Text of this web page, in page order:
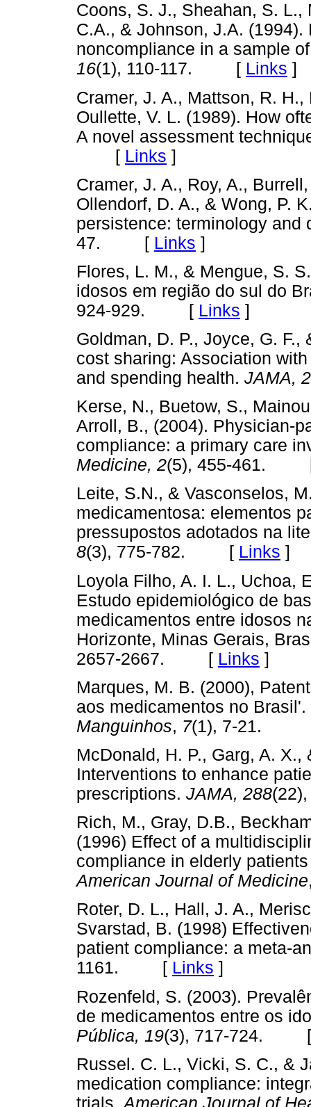
Coons, S. J., Sheahan, S.
C.A., & Johnson, J.A.
noncompliance in a sample
16(1), 110-117. [ Links ]
Cramer, J. A., Mattson, R.
Oullette, V. L. (1989). How
A novel assessment
[ Links ]
Cramer, J. A., Roy, A.,
Ollendorf, D. A., & Wong, P.
persistence: terminology and
47. [ Links ]
Flores, L. M., & Mengue, S.
idosos em região do sul do
924-929. [ Links ]
Goldman, D. P., Joyce, G.
cost sharing: Association
and spending health. JAMA,
Kerse, N., Buetow, S.,
Arroll, B., (2004). Physician-
compliance: a primary care
Medicine, 2(5), 455-461.
Leite, S.N., & Vasconselos,
medicamentosa: elementos
pressupostos adotados na
8(3), 775-782. [ Links ]
Loyola Filho, A. I. L., Uchoa,
Estudo epidemiológico de
medicamentos entre idosos
Horizonte, Minas Gerais,
2657-2667. [ Links ]
Marques, M. B. (2000),
aos medicamentos no Brasil'.
Manguinhos, 7(1), 7-21.
McDonald, H. P., Garg, A.
Interventions to enhance
prescriptions. JAMA, 288
Rich, M., Gray, D.B.,
(1996) Effect of a
compliance in elderly
American Journal of Medicine
Roter, D. L., Hall, J. A.,
Svarstad, B. (1998)
patient compliance: a meta-
1161. [ Links ]
Rozenfeld, S. (2003).
de medicamentos entre os
Pública, 19(3), 717-724.
Russel. C. L., Vicki, S. C., &
medication compliance:
trials. American Journal of